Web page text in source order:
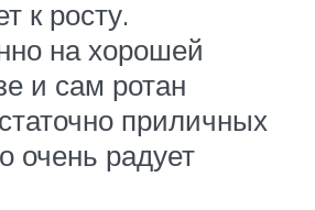
к росту.
на хорошей
и сам ротан
приличных
очень радует